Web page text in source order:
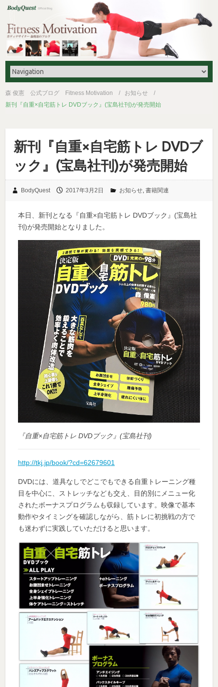
森 俊憲 公式ブログ Fitness Motivation
お知らせ
新刊『自重×自宅筋トレ DVDブック』(宝島社刊)が発売開始
新刊『自重×自宅筋トレ DVDブ
ック』(宝島社刊)が発売開始
BodyQuest 2017年3月2日 お知らせ, 書籍関連
本日、新刊となる『自重×自宅筋トレ DVDブック』(宝島社
刊)が発売開始となりました。
『自重×自宅筋トレ DVDブック』(宝島社刊)
http://tkj.jp/book/?cd=62679601
DVDには、道具なしでどこでもできる自重トレーニング種
目を中心に、ストレッチなども交え、目的別にメニュー化
されたボーナスプログラムも収録しています。映像で基本
動作やタイミングを確認しながら、筋トレに初挑戦の方で
も迷わずに実践していただけると思います。